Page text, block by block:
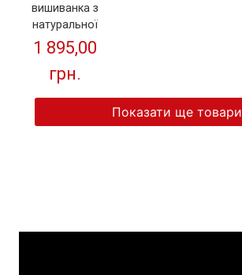
вишиванка з
натуральної
тканини "Козак" (
синя вишивка )
1 895,00
грн.
Показати ще товари